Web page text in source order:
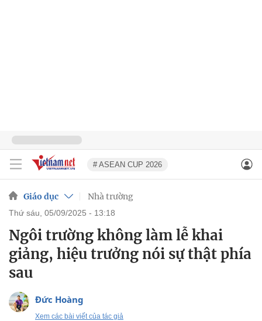
# ASEAN CUP 2026
Giáo dục Nhà trường
thứ sáu, 05/09/2025 - 13:18
Ngôi trường không làm lễ khai
giảng, hiệu trưởng nói sự thật phía
sau
Đức Hoàng
Xem các bài viết của tác giả